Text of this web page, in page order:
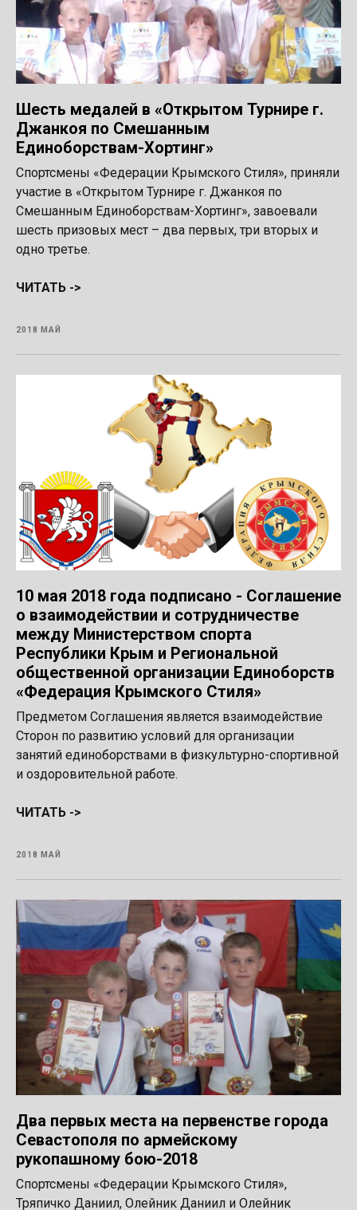
Шесть медалей в «Открытом Турнире г.
Джанкоя по Смешанным
Единоборствам-Хортинг»
Спортсмены «Федерации Крымского Стиля», приняли
участие в «Открытом Турнире г. Джанкоя по
Смешанным Единоборствам-Хортинг», завоевали
шесть призовых мест – два первых, три вторых и
одно третье.
ЧИТАТЬ ->
2018 МАЙ
10 мая 2018 года подписано - Соглашение
о взаимодействии и сотрудничестве
между Министерством спорта
Республики Крым и Региональной
общественной организации Единоборств
«Федерация Крымского Стиля»
Предметом Соглашения является взаимодействие
Сторон по развитию условий для организации
занятий единоборствами в физкультурно-спортивной
и оздоровительной работе.
ЧИТАТЬ ->
2018 МАЙ
Два первых места на первенстве города
Севастополя по армейскому
рукопашному бою-2018
Спортсмены «Федерации Крымского Стиля»,
Тряпичко Даниил, Олейник Даниил и Олейник